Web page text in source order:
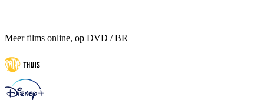
Meer films online, op DVD / BR